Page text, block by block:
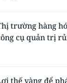
trường hàng
cụ quản trị
thế vàng để